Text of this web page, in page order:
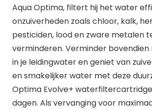
Aqua Optima, filtert hij het water
onzuiverheden zoals chloor, kalk,
pesticiden, lood en zware metalen
verminderen. Verminder
in je leidingwater en geniet van
en smakelijker water met deze
Optima Evolve+
dagen. Als vervanging voor